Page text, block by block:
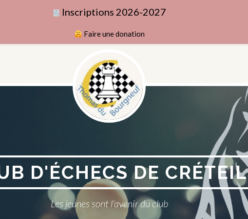
D'ÉCHECS DE CRÉTEIL
Les jeunes sont l'avenir du club
Inscriptions 2026-2027
Faire une donation